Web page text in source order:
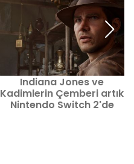
Indiana Jones ve
Kadimlerin Çemberi artık
Nintendo Switch 2'de